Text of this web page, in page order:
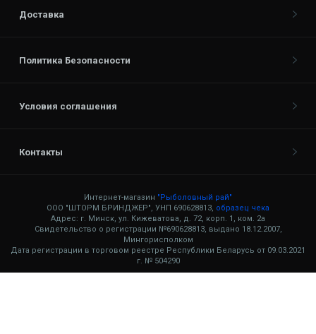
Доставка
Политика Безопасности
Условия соглашения
Контакты
Интернет-магазин "Рыболовный рай"
ООО "ШТОРМ БРИНДЖЕР", УНП 690628813, образец чека
Адрес: г. Минск, ул. Кижеватова, д. 72, корп. 1, ком. 2а
Свидетельство о регистрации №690628813, выдано 18.12.2007,
Мингорисполком
Дата регистрации в торговом реестре Республики Беларусь от 09.03.2021
г. № 504290